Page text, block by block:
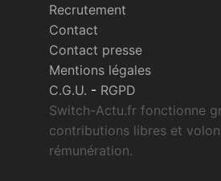
Recrutement
Contact
Contact presse
Mentions légales
C.G.U. - RGPD
Switch-Actu.fr fonctionne
contributions libres et
rémunération.